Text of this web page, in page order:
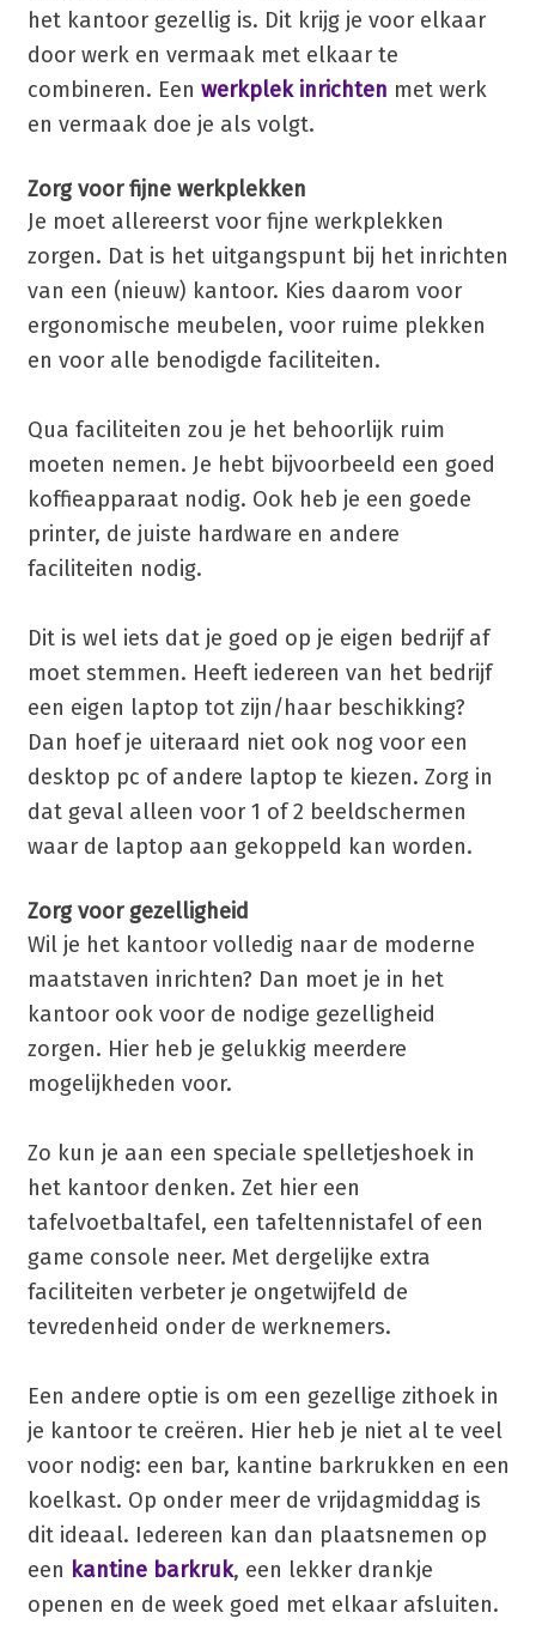
het kantoor gezellig is. Dit krijg je voor elkaar
door werk en vermaak met elkaar te
combineren. Een werkplek inrichten met werk
en vermaak doe je als volgt.
Zorg voor fijne werkplekken
Je moet allereerst voor fijne werkplekken
zorgen. Dat is het uitgangspunt bij het inrichten
van een (nieuw) kantoor. Kies daarom voor
ergonomische meubelen, voor ruime plekken
en voor alle benodigde faciliteiten.
Qua faciliteiten zou je het behoorlijk ruim
moeten nemen. Je hebt bijvoorbeeld een goed
koffieapparaat nodig. Ook heb je een goede
printer, de juiste hardware en andere
faciliteiten nodig.
Dit is wel iets dat je goed op je eigen bedrijf af
moet stemmen. Heeft iedereen van het bedrijf
een eigen laptop tot zijn/haar beschikking?
Dan hoef je uiteraard niet ook nog voor een
desktop pc of andere laptop te kiezen. Zorg in
dat geval alleen voor 1 of 2 beeldschermen
waar de laptop aan gekoppeld kan worden.
Zorg voor gezelligheid
Wil je het kantoor volledig naar de moderne
maatstaven inrichten? Dan moet je in het
kantoor ook voor de nodige gezelligheid
zorgen. Hier heb je gelukkig meerdere
mogelijkheden voor.
Zo kun je aan een speciale spelletjeshoek in
het kantoor denken. Zet hier een
tafelvoetbaltafel, een tafeltennistafel of een
game console neer. Met dergelijke extra
faciliteiten verbeter je ongetwijfeld de
tevredenheid onder de werknemers.
Een andere optie is om een gezellige zithoek in
je kantoor te creëren. Hier heb je niet al te veel
voor nodig: een bar, kantine barkrukken en een
koelkast. Op onder meer de vrijdagmiddag is
dit ideaal. Iedereen kan dan plaatsnemen op
een kantine barkruk, een lekker drankje
openen en de week goed met elkaar afsluiten.